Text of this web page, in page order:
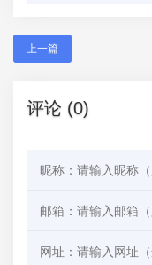
上一篇
评论 (0)